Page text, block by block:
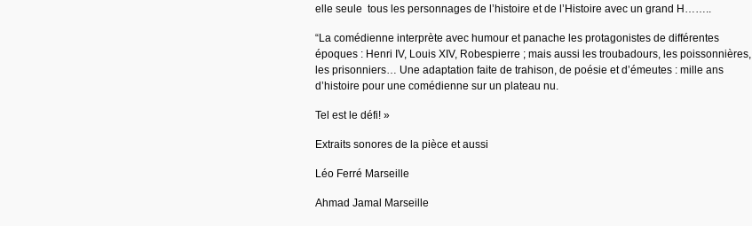
elle seule tous les personnages de l’histoire et de l’Histoire avec un grand H……..
“La comédienne interprète avec humour et panache les protagonistes de différentes
époques : Henri IV, Louis XIV, Robespierre ; mais aussi les troubadours, les poissonnières,
les prisonniers… Une adaptation faite de trahison, de poésie et d’émeutes : mille ans
d’histoire pour une comédienne sur un plateau nu.
Tel est le défi! »
Extraits sonores de la pièce et aussi
Léo Ferré Marseille
Ahmad Jamal Marseille